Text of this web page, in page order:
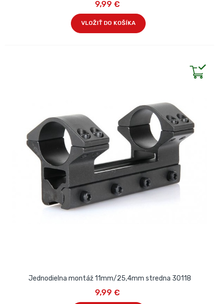
9,99 €
VLOŽIŤ DO KOŠÍKA
Jednodielna montáž 11mm/25,4mm stredna 30118
9,99 €